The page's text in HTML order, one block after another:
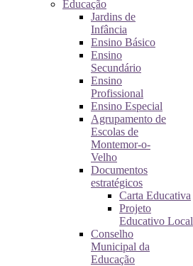
Educação
Jardins de
Infância
Ensino Básico
Ensino
Secundário
Ensino
Profissional
Ensino Especial
Agrupamento de
Escolas de
Montemor-o-
Velho
Documentos
estratégicos
Carta Educativa
Projeto
Educativo Local
Conselho
Municipal da
Educação